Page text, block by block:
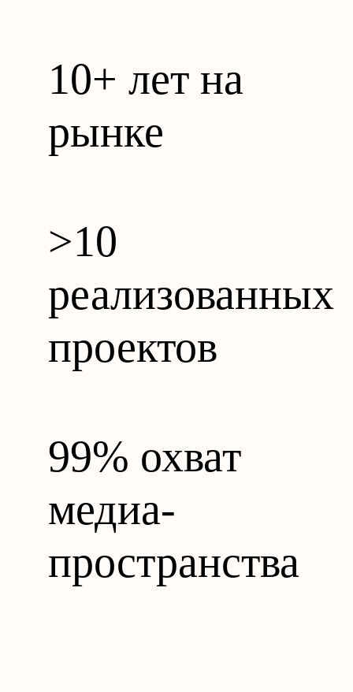
10+ лет на
рынке
>10
реализованных
проектов
99% охват
медиа-
пространства